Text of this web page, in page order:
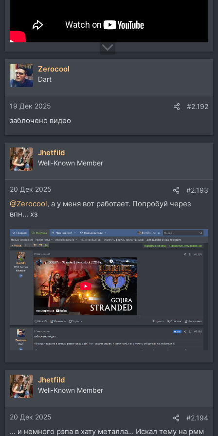
Zerocool
Dart
19 Дек 2025 #2.192
заблочено видео
Jhetfild
Well-Known Member
20 Дек 2025 #2.193
@Zerocool, а у меня вот работает. Попробуй через
впн... хз
Jhetfild
Well-Known Member
20 Дек 2025 #2.194
... и немного рэпа в хату металла... Искал тему на рмм